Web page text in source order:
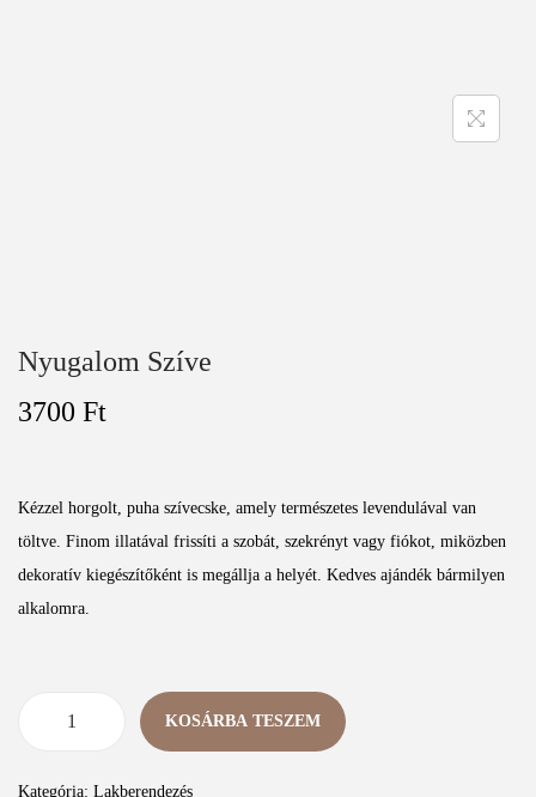
Nyugalom Szíve
3700 Ft
Kézzel horgolt, puha szívecske, amely természetes levendulával van
töltve. Finom illatával frissíti a szobát, szekrényt vagy fiókot, miközben
dekoratív kiegészítőként is megállja a helyét. Kedves ajándék bármilyen
alkalomra.
KOSÁRBA TESZEM
Kategória: Lakberendezés